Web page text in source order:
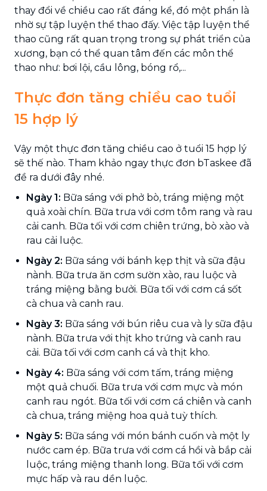
thay đổi về chiều cao rất đáng kể, đó một phần là
nhờ sự tập luyện thể thao đấy. Việc tập luyện thể
thao cũng rất quan trọng trong sự phát triển của
xương, bạn có thể quan tâm đến các môn thể
thao như: bơi lội, cầu lông, bóng rổ,...
Thực đơn tăng chiều cao tuổi
15 hợp lý
Vậy một thực đơn tăng chiều cao ở tuổi 15 hợp lý
sẽ thế nào. Tham khảo ngay thực đơn bTaskee đã
đề ra dưới đây nhé.
Ngày 1: Bữa sáng với phở bò, tráng miệng một
quả xoài chín. Bữa trưa với cơm tôm rang và rau
cải canh. Bữa tối với cơm chiên trứng, bò xào và
rau cải luộc.
Ngày 2: Bữa sáng với bánh kẹp thịt và sữa đậu
nành. Bữa trưa ăn cơm sườn xào, rau luộc và
tráng miệng bằng bưởi. Bữa tối với cơm cá sốt
cà chua và canh rau.
Ngày 3: Bữa sáng với bún riêu cua và ly sữa đậu
nành. Bữa trưa với thịt kho trứng và canh rau
cải. Bữa tối với cơm canh cá và thịt kho.
Ngày 4: Bữa sáng với cơm tấm, tráng miệng
một quả chuối. Bữa trưa với cơm mực và món
canh rau ngót. Bữa tối với cơm cá chiên và canh
cà chua, tráng miệng hoa quả tuỳ thích.
Ngày 5: Bữa sáng với món bánh cuốn và một ly
nước cam ép. Bữa trưa với cơm cá hồi và bắp cải
luộc, tráng miệng thanh long. Bữa tối với cơm
mực hấp và rau dền luộc.